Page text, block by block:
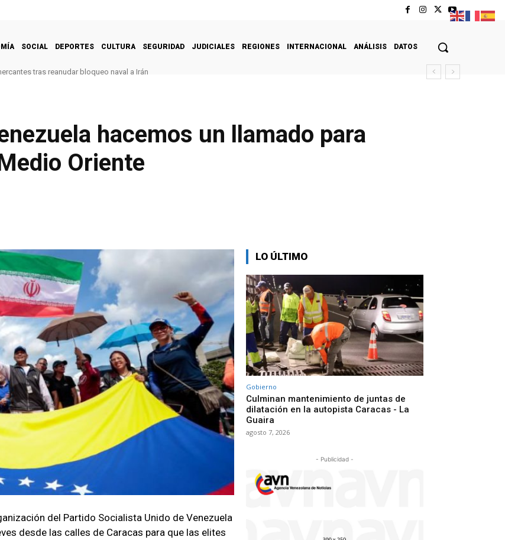
SOCIAL DEPORTES CULTURA SEGURIDAD JUDICIALES REGIONES INTERNACIONAL ANÁLISIS DATOS
tras reanudar bloqueo naval a Irán
hacemos un llamado para
Oriente
del Partido Socialista Unido de Venezuela
desde las calles de Caracas para que las elites
LO ÚLTIMO
Gobierno
Culminan mantenimiento de juntas de
dilatación en la autopista Caracas - La
Guaira
agosto 7, 2026
- Publicidad -